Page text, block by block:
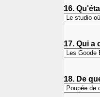
16.
17. Qui a
18. De